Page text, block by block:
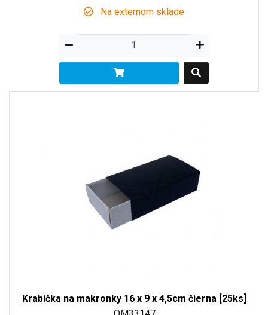
Na externom sklade
Krabička na makronky 16 x 9 x 4,5cm čierna [25ks]